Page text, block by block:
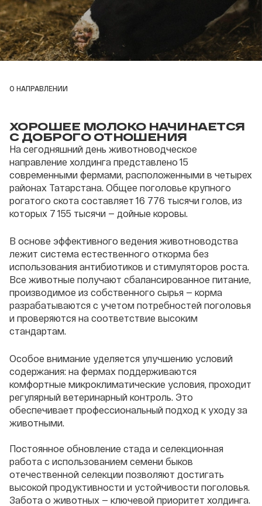
О НАПРАВЛЕНИИ
ХОРОШЕЕ МОЛОКО НАЧИНАЕТСЯ
С ДОБРОГО ОТНОШЕНИЯ
На сегодняшний день животноводческое
направление холдинга представлено 15
современными фермами, расположенными в четырех
районах Татарстана. Общее поголовье крупного
рогатого скота составляет 16 776 тысячи голов, из
которых 7 155 тысячи — дойные коровы.
В основе эффективного ведения животноводства
лежит система естественного откорма без
использования антибиотиков и стимуляторов роста.
Все животные получают сбалансированное питание,
производимое из собственного сырья — корма
разрабатываются с учетом потребностей поголовья
и проверяются на соответствие высоким
стандартам.
Особое внимание уделяется улучшению условий
содержания: на фермах поддерживаются
комфортные микроклиматические условия, проходит
регулярный ветеринарный контроль. Это
обеспечивает профессиональный подход к уходу за
животными.
Постоянное обновление стада и селекционная
работа с использованием семени быков
отечественной селекции позволяют достигать
высокой продуктивности и устойчивости поголовья.
Забота о животных — ключевой приоритет холдинга.